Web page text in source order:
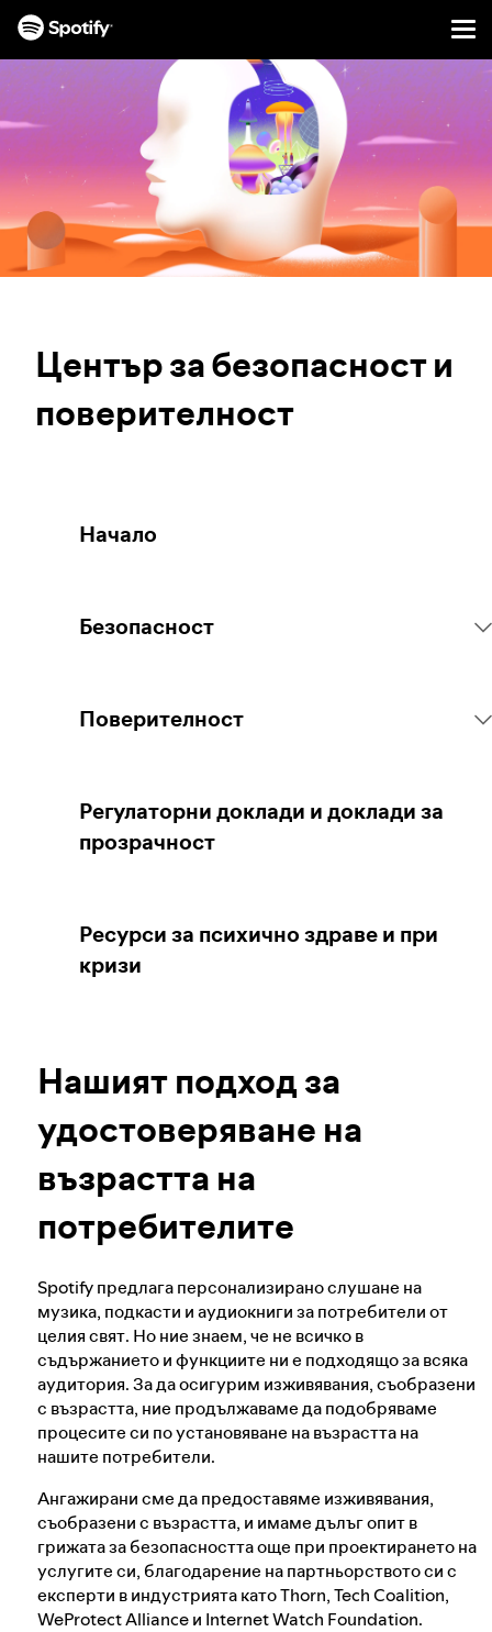
КЪМ
СЪДЪРЖАНИЕТО
Център за безопасност и
поверителност
Начало
Безопасност
Докладване на съдържание
Насоки за родители и настойници
Spotify
Нашият подход към опасно и подвеждащо
съдържание
Нашият подход към насилствения
екстремизъм
Повече за препоръките
акт за цифровите услуги
Поверителност
Управление на поверителността Ви
Регулаторни доклади и доклади за
прозрачност
Ресурси за психично здраве и при
кризи
Нашият подход за
удостоверяване на
възрастта на
потребителите
Spotify предлага персонализирано слушане на
музика, подкасти и аудиокниги за потребители от
целия свят. Но ние знаем, че не всичко в
съдържанието и функциите ни е подходящо за всяка
аудитория. За да осигурим изживявания, съобразени
с възрастта, ние продължаваме да подобряваме
процесите си по установяване на възрастта на
нашите потребители.
Ангажирани сме да предоставяме изживявания,
съобразени с възрастта, и имаме дълъг опит в
грижата за безопасността още при проектирането на
услугите си, благодарение на партньорството си с
експерти в индустрията като Thorn, Tech Coalition,
WeProtect Alliance и Internet Watch Foundation.